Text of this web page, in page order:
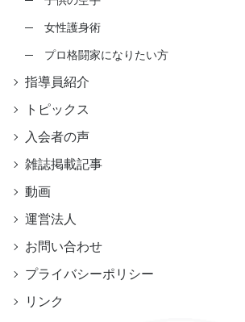
女性護身術
プロ格闘家になりたい方
指導員紹介
トピックス
入会者の声
雑誌掲載記事
動画
運営法人
お問い合わせ
プライバシーポリシー
リンク